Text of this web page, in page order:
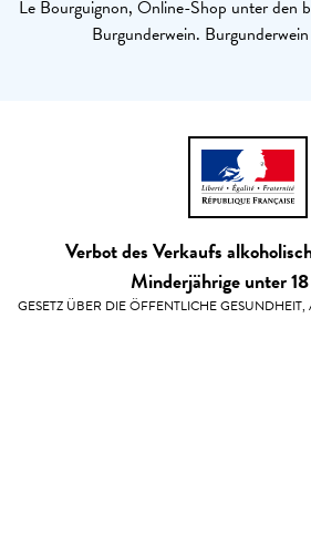
Le Bourguignon, Online-Shop unter den
Burgunderwein.
Verbot des Verkaufs
Minderjährige unter
GESETZ ÜBER DIE ÖFFENTLICHE